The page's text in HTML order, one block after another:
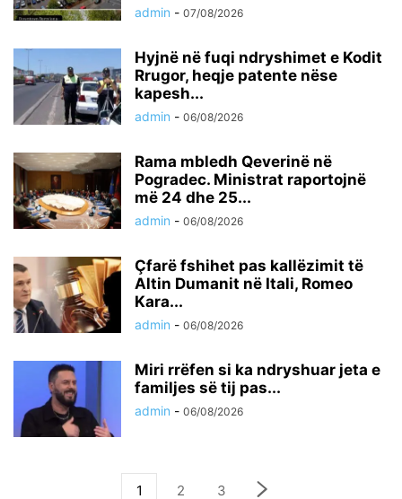
admin - 07/08/2026
Hyjnë në fuqi ndryshimet e Kodit
Rrugor, heqje patente nëse
kapesh...
admin - 06/08/2026
Rama mbledh Qeverinë në
Pogradec. Ministrat raportojnë
më 24 dhe 25...
admin - 06/08/2026
Çfarë fshihet pas kallëzimit të
Altin Dumanit në Itali, Romeo
Kara...
admin - 06/08/2026
Miri rrëfen si ka ndryshuar jeta e
familjes së tij pas...
admin - 06/08/2026
1 2 3